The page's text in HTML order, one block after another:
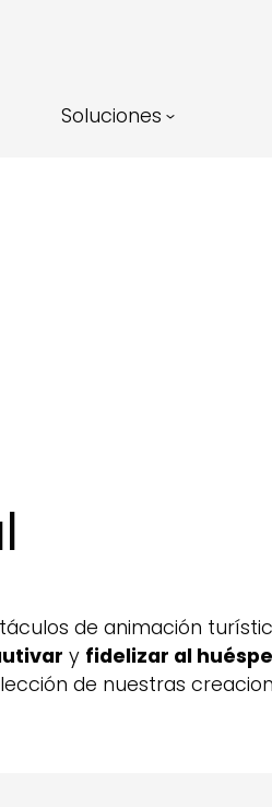
Soluciones
de animación
y fidelizar al
de nuestras